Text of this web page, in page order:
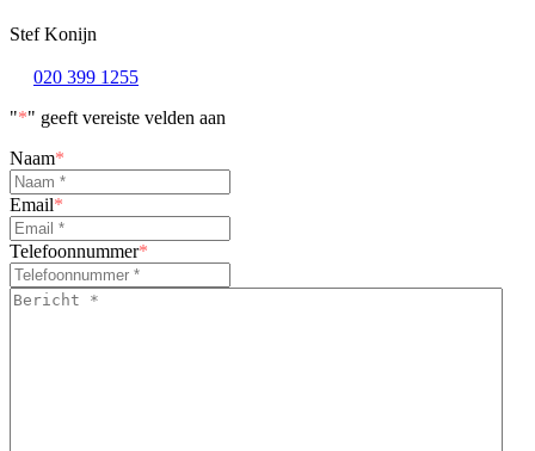
Stef Konijn
020 399 1255
"*" geeft vereiste velden aan
Naam*
Email*
Telefoonnummer*
Bericht